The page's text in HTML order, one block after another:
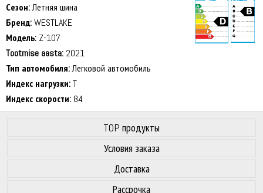
Сезон:Летняя шина
Бренд:WESTLAKE
Модель: Z-107
Tootmise aasta: 2021
Тип автомобиля:Легковой автомобиль
Индекс нагрузки:T
Индекс скорости: 84
TOP продукты
Условия заказа
Доставка
Рассрочка